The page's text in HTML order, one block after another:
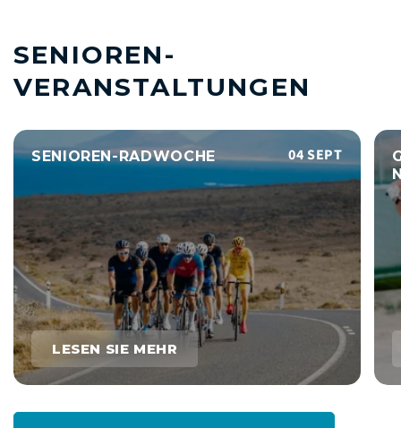
SENIOREN-
VERANSTALTUNGEN
SENIOREN-RADWOCHE 04 SEPT
LESEN SIE MEHR